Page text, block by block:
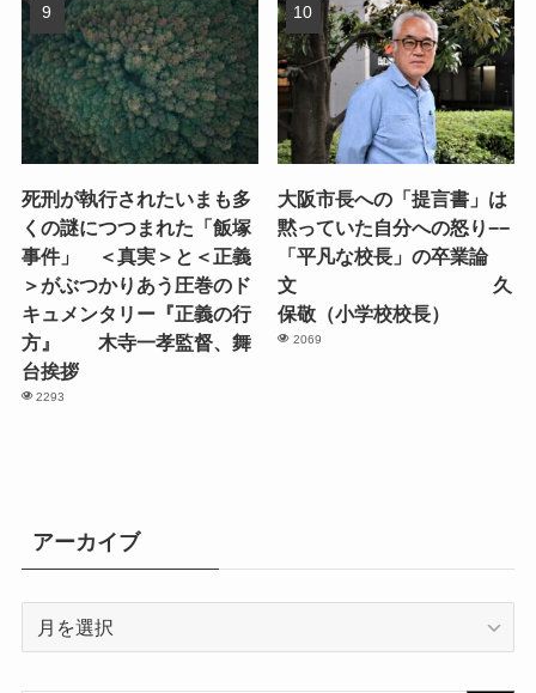
死刑が執行されたいまも多
くの謎につつまれた「飯塚
事件」 ＜真実＞と＜正義
＞がぶつかりあう圧巻のド
キュメンタリー『正義の行
方』 木寺一孝監督、舞
台挨拶
2293
大阪市長への「提言書」は
黙っていた自分への怒り−−
「平凡な校長」の卒業論
文 久
保敬（小学校校長）
2069
アーカイブ